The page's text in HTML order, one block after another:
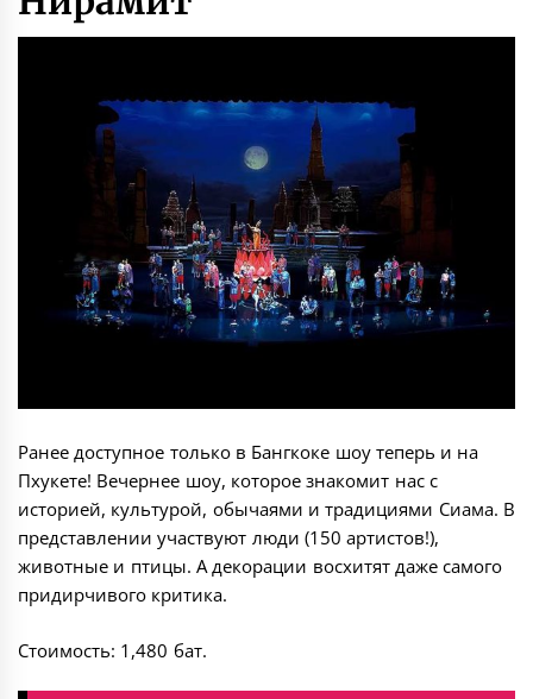
Ранее доступное только в Бангкоке шоу теперь и на
Пхукете! Вечернее шоу, которое знакомит нас с
историей, культурой, обычаями и традициями Сиама. В
представлении участвуют люди (150 артистов!),
животные и птицы. А декорации восхитят даже самого
придирчивого критика.
Стоимость: 1,480 бат.